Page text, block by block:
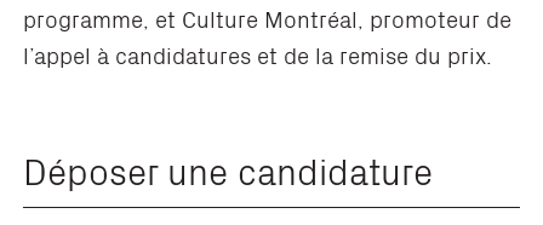
programme, et Culture Montréal, promoteur de
l’appel à candidatures et de la remise du prix.
Déposer une candidature